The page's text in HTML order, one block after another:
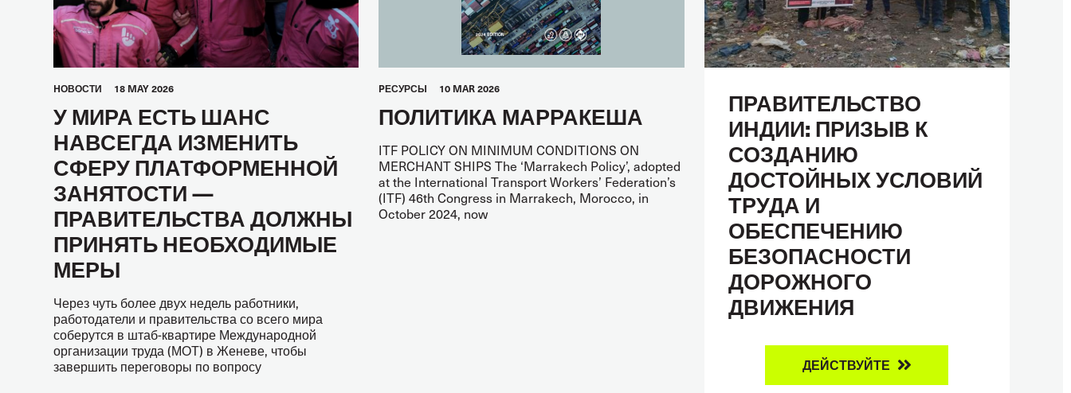
HОВОСТИ 18 MAY 2026
У МИРА ЕСТЬ ШАНС
НАВСЕГДА ИЗМЕНИТЬ
СФЕРУ ПЛАТФОРМЕННОЙ
ЗАНЯТОСТИ —
ПРАВИТЕЛЬСТВА ДОЛЖНЫ
ПРИНЯТЬ НЕОБХОДИМЫЕ
МЕРЫ
Через чуть более двух недель работники,
работодатели и правительства со всего мира
соберутся в штаб-квартире Международной
организации труда (МОТ) в Женеве, чтобы
завершить переговоры по вопросу
PЕСУРСЫ 10 MAR 2026
ПОЛИТИКА МАРРАКЕША
ITF POLICY ON MINIMUM CONDITIONS ON
MERCHANT SHIPS The ‘Marrakech Policy’, adopted
at the International Transport Workers’ Federation’s
(ITF) 46th Congress in Marrakech, Morocco, in
October 2024, now
ПРАВИТЕЛЬСТВО
ИНДИИ: ПРИЗЫВ К
СОЗДАНИЮ
ДОСТОЙНЫХ УСЛОВИЙ
ТРУДА И
ОБЕСПЕЧЕНИЮ
БЕЗОПАСНОСТИ
ДОРОЖНОГО
ДВИЖЕНИЯ
ДЕЙСТВУЙТЕ